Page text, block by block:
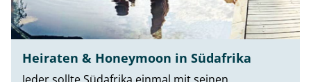
Heiraten & Honeymoon in Südafrika
Jeder sollte Südafrika einmal mit seinen